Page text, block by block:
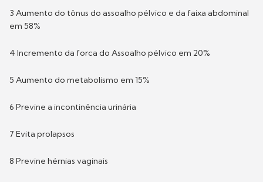
3 Aumento do tônus do assoalho pélvico e da faixa abdominal
em 58%
4 Incremento da forca do Assoalho pélvico em 20%
5 Aumento do metabolismo em 15%
6 Previne a incontinência urinária
7 Evita prolapsos
8 Previne hérnias vaginais